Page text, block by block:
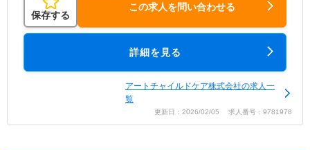
保存する
この求人を問い合わせる
詳細を見る
アートチャイルドケア株式会社の求人一
覧
更新日：2026/02/05 求人番号：9781978